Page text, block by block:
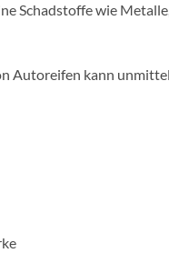
Schadstoffe wie
Autoreifen kann